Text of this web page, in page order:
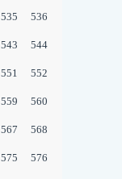
535 536
543 544
551 552
559 560
567 568
575 576